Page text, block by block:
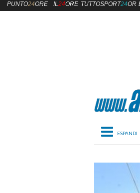
PUNTO24ORE IL24ORE TUTTOSPORT24